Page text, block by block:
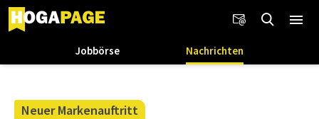
Jobbörse Nachrichten
Neuer Markenauftritt